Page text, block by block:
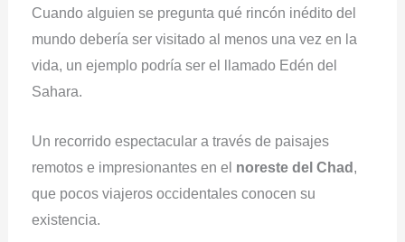
Cuando alguien se pregunta qué rincón inédito del
mundo debería ser visitado al menos una vez en la
vida, un ejemplo podría ser el llamado Edén del
Sahara.
Un recorrido espectacular a través de paisajes
remotos e impresionantes en el noreste del Chad ,
que pocos viajeros occidentales conocen su
existencia.